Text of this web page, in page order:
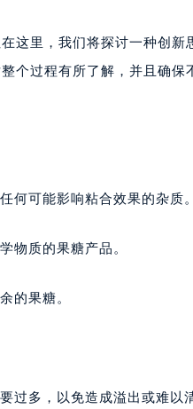
这里，我们将探讨一种创新
个过程有所了解，并且确保
何可能影响粘合效果的杂质。
物质的果糖产品。
的果糖。
过多，以免造成溢出或难以